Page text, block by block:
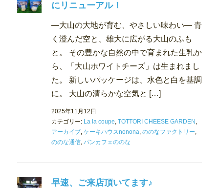
にリニューアル！
―大山の大地が育む、やさしい味わい― 青
く澄んだ空と、雄大に広がる大山のふも
と。 その豊かな自然の中で育まれた生乳か
ら、「大山ホワイトチーズ」は生まれまし
た。 新しいパッケージは、水色と白を基調
に。 大山の清らかな空気と […]
2025年11月12日
カテゴリー: La la coupe TOTTORI CHEESE GARDEN
アーカイブ ケーキハウスnonona ののなファクトリー
ののな通信 パンカフェののな
早速、ご来店頂いてます♪